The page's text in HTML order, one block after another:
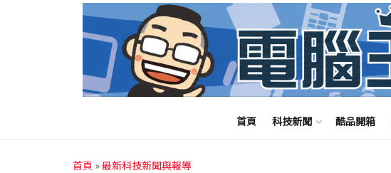
首頁 科技新聞 酷品開箱
首頁 »最新科技新聞與報導